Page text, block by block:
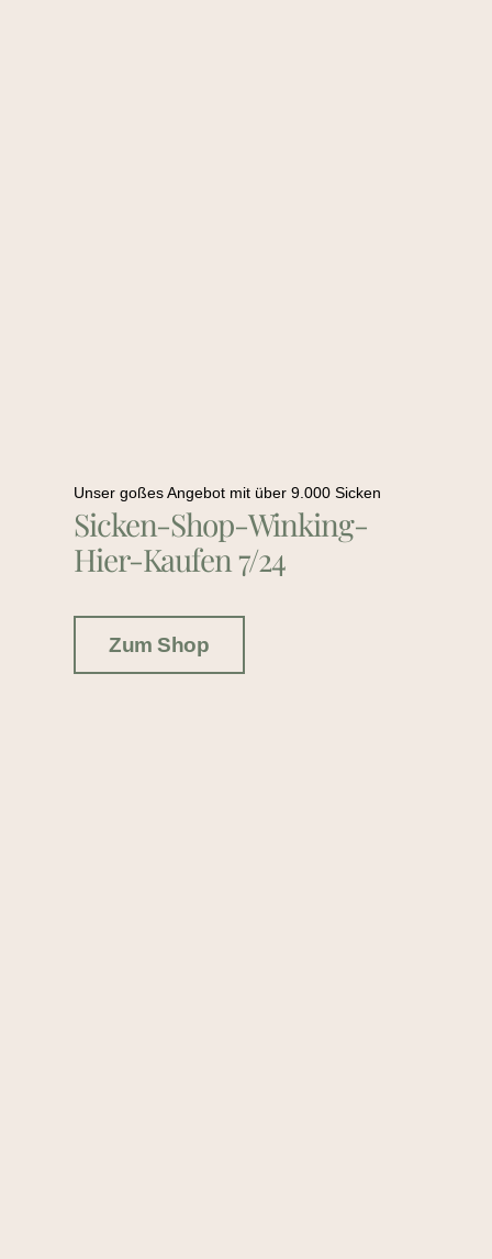
Unser goßes Angebot mit über 9.000 Sicken
Sicken-Shop-Winking-
Hier-Kaufen 7/24
Zum Shop